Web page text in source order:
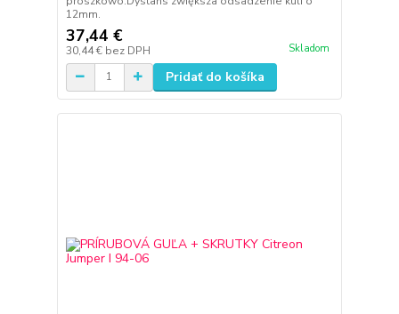
12mm.
37,44 €
30,44 € bez DPH Skladom
Pridať do košíka